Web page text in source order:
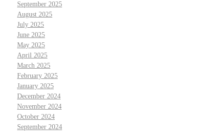
September 2025
August 2025
July 2025
June 2025
May 2025
April 2025
March 2025
February 2025
January 2025
December 2024
November 2024
October 2024
September 2024